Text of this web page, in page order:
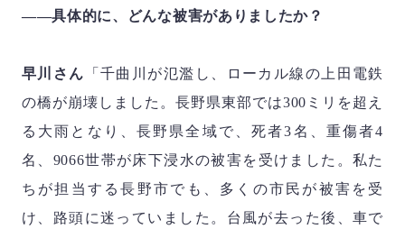
――具体的に、どんな被害がありましたか？
早川さん 「千曲川が氾濫し、ローカル線の上田電鉄
の橋が崩壊しました。長野県東部では300 ミリを超え
る大雨となり、長野県全域で、死者3名、重傷者4
名、 9066世帯が床下浸水の被害を受けました。私た
ちが担当する長野市でも、多くの市民が被害を受
け、路頭に迷っていました。台風が去った後、車で